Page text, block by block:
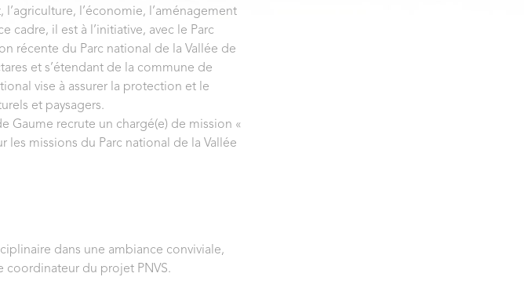
l’économie, l’aménagement
cadre, il est à l’initiative, avec le Parc
récente du Parc national de la Vallée de
et s’étendant de la commune de
vise à assurer la protection et le
et paysagers.
Gaume recrute un chargé(e) de mission «
missions du Parc national de la Vallée
dans une ambiance conviviale,
coordinateur du projet PNVS.